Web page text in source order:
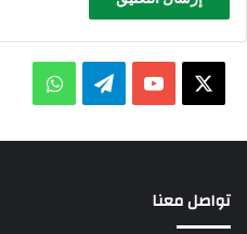
يوتيوبتيلقرام
تواصل معنا